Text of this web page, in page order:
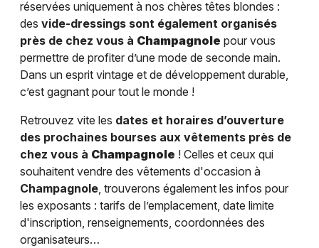
réservées uniquement à nos chères têtes blondes :
des vide-dressings sont également organisés
près de chez vous à Champagnole pour vous
permettre de profiter d’une mode de seconde main.
Dans un esprit vintage et de développement durable,
c’est gagnant pour tout le monde !
Retrouvez vite les dates et horaires d’ouverture
des prochaines bourses aux vêtements près de
chez vous à Champagnole ! Celles et ceux qui
souhaitent vendre des vêtements d'occasion à
Champagnole, trouverons également les infos pour
les exposants : tarifs de l’emplacement, date limite
d'inscription, renseignements, coordonnées des
organisateurs…